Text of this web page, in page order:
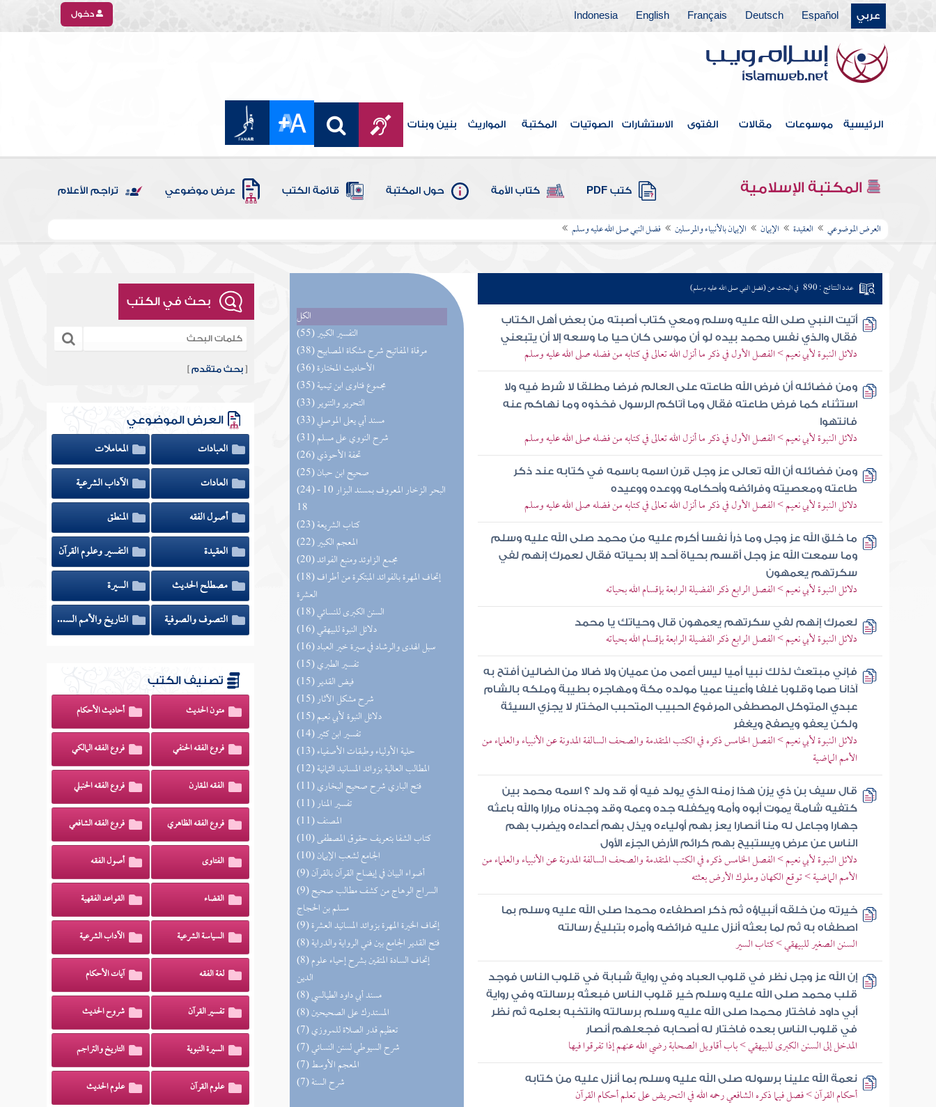
عربي Español
Deutsch
Français
English
Indonesia دخول
الرئيسية موسوعات مقالات الفتوى الاستشارات الصوتيات المكتبة المواريث بنين وبنات
المكتبة الإسلامية كتب PDF كتاب الأمة حول المكتبة قائمة الكتب عرض موضوعي تراجم الأعلام
العرض الموضوعي العقيدة الإيمان الإيمان بالأنبياء والمرسلين فضل النبي صلى الله عليه وسلم
الكل
(55) التفسير الكبير
(38) مرقاة المفاتيح شرح مشكاة المصابيح
(36) الأحاديث المختارة
(35) مجموع فتاوى ابن تيمية
(33) التحرير والتنوير
(33) مسند أبي يعلى الموصلي
(31) شرح النووي على مسلم
(26) تحفة الأحوذي
(25) صحيح ابن حبان
(24) البحر الزخار المعروف بمسند البزار 10 -
18
(23) كتاب الشريعة
(22) المعجم الكبير
(20) مجمع الزاوئد ومنبع الفوائد
(18) إتحاف المهرة بالفوائد المبتكرة من أطراف
العشرة
(18) السنن الكبرى للنسائي
(16) دلائل النبوة للبيهقي
(16) سبل الهدى والرشاد في سيرة خير العباد
(15) تفسير الطبري
(15) فيض القدير
(15) شرح مشكل الآثار
(15) دلائل النبوة لأبي نعيم
(14) تفسير ابن كثير
(13) حلية الأولياء وطبقات الأصفياء
(12) المطالب العالية بزوائد المسانيد الثمانية
(11) فتح الباري شرح صحيح البخاري
(11) تفسير المنار
(11) المصنف
(10) كتاب الشفا بتعريف حقوق المصطفى
(10) الجامع لشعب الإيمان
(9) أضواء البيان في إيضاح القرآن بالقرآن
(9) السراج الوهاج من كشف مطالب صحيح
مسلم بن الحجاج
(9) إتحاف الخيرة المهرة بزوائد المسانيد العشرة
(8) فتح القدير الجامع بين فني الرواية والدراية
(8) إتحاف السادة المتقين بشرح إحياء علوم
الدين
(8) مسند أبي داود الطيالسي
(8) المستدرك على الصحيحين
(7) تعظيم قدر الصلاة للمروزي
(7) شرح السيوطي لسنن النسائي
(7) المعجم الأوسط
(7) شرح السنة
عدد النتائج : 890 في البحث عن (فضل النبي صلى الله عليه وسلم)
أتيت النبي صلى الله عليه وسلم ومعي كتاب أصبته من بعض أهل الكتاب
فقال والذي نفس محمد بيده لو أن موسى كان حيا ما وسعه إلا أن يتبعني
دلائل النبوة لأبي نعيم > الفصل الأول في ذكر ما أنزل الله تعالى في كتابه من فضله صلى الله عليه وسلم
ومن فضائله أن فرض الله طاعته على العالم فرضا مطلقا لا شرط فيه ولا
استثناء كما فرض طاعته فقال وما آتاكم الرسول فخذوه وما نهاكم عنه
فانتهوا
دلائل النبوة لأبي نعيم > الفصل الأول في ذكر ما أنزل الله تعالى في كتابه من فضله صلى الله عليه وسلم
ومن فضائله أن الله تعالى عز وجل قرن اسمه باسمه في كتابه عند ذكر
طاعته ومعصيته وفرائضه وأحكامه ووعده ووعيده
دلائل النبوة لأبي نعيم > الفصل الأول في ذكر ما أنزل الله تعالى في كتابه من فضله صلى الله عليه وسلم
ما خلق الله عز وجل وما ذرأ نفسا أكرم عليه من محمد صلى الله عليه وسلم
وما سمعت الله عز وجل أقسم بحياة أحد إلا بحياته فقال لعمرك إنهم لفي
سكرتهم يعمهون
دلائل النبوة لأبي نعيم > الفصل الرابع ذكر الفضيلة الرابعة بإقسام الله بحياته
لعمرك إنهم لفي سكرتهم يعمهون قال وحياتك يا محمد
دلائل النبوة لأبي نعيم > الفصل الرابع ذكر الفضيلة الرابعة بإقسام الله بحياته
فإني مبتعث لذلك نبيا أميا ليس أعمى من عميان ولا ضالا من الضالين أفتح به
آذانا صما وقلوبا غلفا وأعينا عميا مولده مكة ومهاجره بطيبة وملكه بالشام
عبدي المتوكل المصطفى المرفوع الحبيب المتحبب المختار لا يجزي السيئة
ولكن يعفو ويصفح ويغفر
دلائل النبوة لأبي نعيم > الفصل الخامس ذكره في الكتب المتقدمة والصحف السالفة المدونة عن الأنبياء والعلماء من
الأمم الماضية
قال سيف بن ذي يزن هذا زمنه الذي يولد فيه أو قد ولد ؟ اسمه محمد بين
كتفيه شامة يموت أبوه وأمه ويكفله جده وعمه وقد وجدناه مرارا والله باعثه
جهارا وجاعل له منا أنصارا يعز بهم أولياءه ويذل بهم أعداءه ويضرب بهم
الناس عن عرض ويستبيح بهم كرائم الأرض الجزء الأول
دلائل النبوة لأبي نعيم > الفصل الخامس ذكره في الكتب المتقدمة والصحف السالفة المدونة عن الأنبياء والعلماء من
الأمم الماضية > توقع الكهان وملوك الأرض بعثته
خيرته من خلقه أنبياؤه ثم ذكر اصطفاءه محمدا صلى الله عليه وسلم بما
اصطفاه به ثم لما بعثه أنزل عليه فرائضه وأمره بتبليغ رسالته
السنن الصغير للبيهقي > كتاب السير
إن الله عز وجل نظر في قلوب العباد وفي رواية شبابة في قلوب الناس فوجد
قلب محمد صلى الله عليه وسلم خير قلوب الناس فبعثه برسالته وفي رواية
أبي داود فاختار محمدا صلى الله عليه وسلم برسالته وانتخبه بعلمه ثم نظر
في قلوب الناس بعده فاختار له أصحابه فجعلهم أنصار
المدخل إلى السنن الكبرى للبيهقي > باب أقاويل الصحابة رضي الله عنهم إذا تفرقوا فيها
نعمة الله علينا برسوله صلى الله عليه وسلم بما أنزل عليه من كتابه
أحكام القرآن > فصل فيما ذكره الشافعي رحمه الله في التحريض على تعلم أحكام القرآن
بحث في الكتب
[بحث متقدم ]
العرض الموضوعي
العبادات
المعاملات
العادات
الآداب الشرعية
أصول الفقه
المنطق
العقيدة
التفسير وعلوم القرآن
مصطلح الحديث
السيرة
التصوف والصوفية
التاريخ والأمم السابقة
تصنيف الكتب
متون الحديث أحاديث الأحكام
فروع الفقه الحنفي فروع الفقه المالكي
الفقه المقارن فروع الفقه الحنبلي
فروع الفقه الظاهري فروع الفقه الشافعي
الفتاوى أصول الفقه
القضاء القواعد الفقهية
السياسة الشرعية الآداب الشرعية
لغة الفقه آيات الأحكام
تفسير القرآن شروح الحديث
السيرة النبوية التاريخ والتراجم
علوم القرآن علوم الحديث